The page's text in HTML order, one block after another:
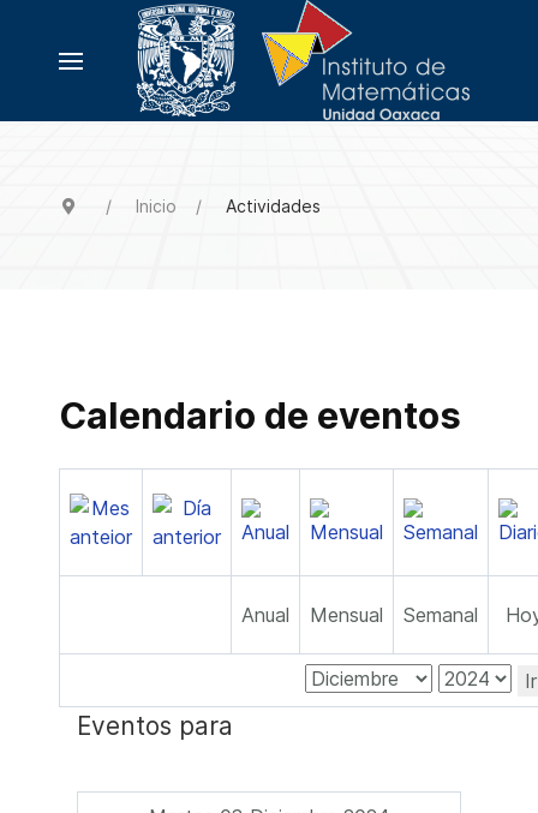
Inicio Actividades
Calendario de eventos
Anual Mensual Semanal
Eventos para